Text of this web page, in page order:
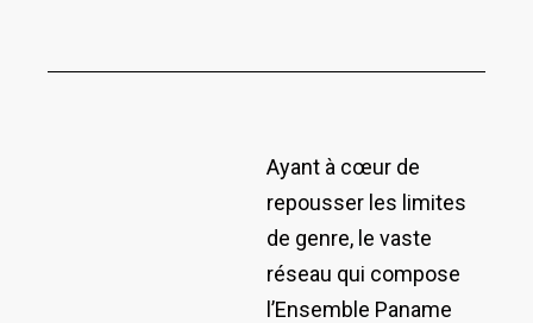
Ayant à cœur de
repousser les limites
de genre, le vaste
réseau qui compose
l’Ensemble Paname